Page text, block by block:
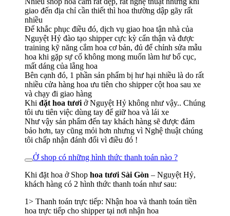
giao đến địa chỉ cần thiết thì hoa thường dập gãy rất
nhiều
Để khắc phục điều đó, dịch vụ giao hoa tận nhà của
Nguyệt Hỷ đào tạo shipper cực kỳ cẩn thận và được
training kỹ năng cắm hoa cơ bản, đủ để chỉnh sửa mẫu
hoa khi gặp sự cố không mong muốn làm hư bố cục,
mất dáng của lẵng hoa
Bên cạnh đó, 1 phần sản phẩm bị hư hại nhiều là do rất
nhiều cửa hàng hoa ưu tiên cho shipper cột hoa sau xe
và chạy đi giao hàng
Khi đặt hoa tươi ở Nguyệt Hỷ không như vậy.. Chúng
tôi ưu tiên việc dùng tay để giữ hoa và lái xe
Như vậy sản phẩm đến tay khách hàng sẽ được đảm
bảo hơn, tay cũng mỏi hơn nhưng vì Nghệ thuật chúng
tôi chấp nhận đánh đổi vì điều đó !
Ở shop có những hình thức thanh toán nào ?
Khi đặt hoa ở Shop hoa tươi Sài Gòn – Nguyệt Hỷ,
khách hàng có 2 hình thức thanh toán như sau:
1> Thanh toán trực tiếp: Nhận hoa và thanh toán tiền
hoa trực tiếp cho shipper tại nơi nhận hoa